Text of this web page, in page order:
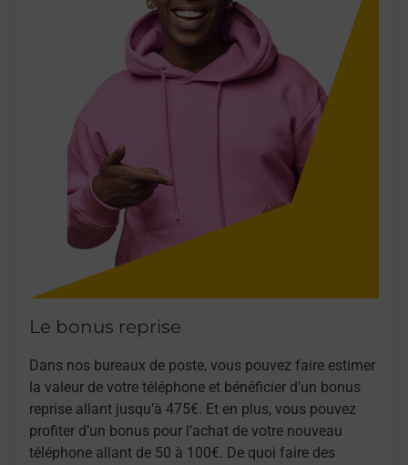
Le bonus reprise
Dans nos bureaux de poste, vous pouvez faire estimer
la valeur de votre téléphone et bénéficier d’un bonus
reprise allant jusqu’à 475€. Et en plus, vous pouvez
profiter d’un bonus pour l’achat de votre nouveau
téléphone allant de 50 à 100€. De quoi faire des